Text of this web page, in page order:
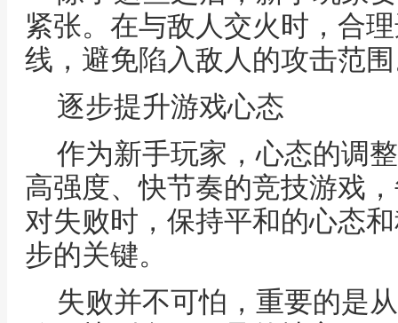
紧张。在与敌人交火时，合
线，避免陷入敌人的攻击范
逐步提升游戏心态
作为新手玩家，心态的调
高强度、快节奏的竞技游戏
对失败时，保持平和的心态
步的关键。
失败并不可怕，重要的是